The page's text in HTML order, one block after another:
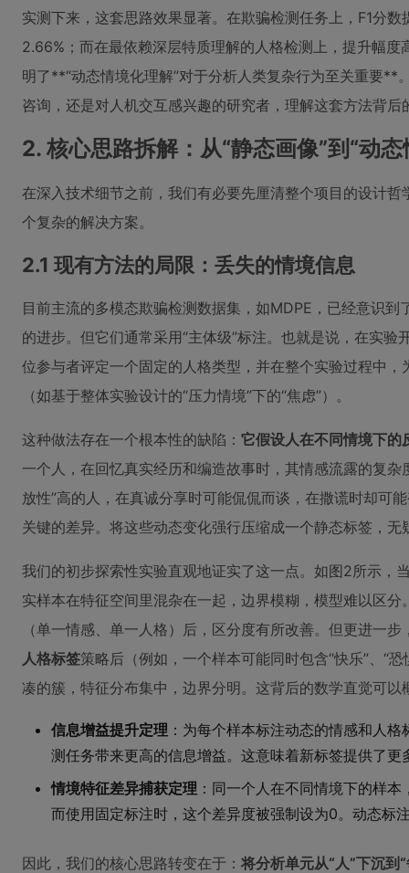
实测下来，这套思路效果显著。在欺骗检测任务上，F1分
2.66%；而在最依赖深层特质理解的人格检测上，提升幅
明了**“动态情境化理解”对于分析人类复杂行为至关重要**
咨询，还是对人机交互感兴趣的研究者，理解这套方法背
2. 核心思路拆解：从“静态画像”到“动态
在深入技术细节之前，我们有必要先厘清整个项目的设计
个复杂的解决方案。
2.1 现有方法的局限：丢失的情境信息
目前主流的多模态欺骗检测数据集，如MDPE，已经意识
的进步。但它们通常采用“主体级”标注。也就是说，在实
位参与者评定一个固定的人格类型，并在整个实验过程中
（如基于整体实验设计的“压力情境”下的“焦虑”）。
这种做法存在一个根本性的缺陷： 它假设人在不同情境下的
一个人，在回忆真实经历和编造故事时，其情感流露的复
放性”高的人，在真诚分享时可能侃侃而谈，在撒谎时却可
关键的差异。将这些动态变化强行压缩成一个静态标签，
我们的初步探索性实验直观地证实了这一点。如图2所示，
实样本在特征空间里混杂在一起，边界模糊，模型难以区
（单一情感、单一人格）后，区分度有所改善。但更进一
人格标签策略后（例如，一个样本可能同时包含“快乐”、“
凑的簇，特征分布集中，边界分明。这背后的数学直觉可以
信息增益提升定理 ：为每个样本标注动态的情感和人
测任务带来更高的信息增益。这意味着新标签提供了
情境特征差异捕获定理 ：同一个人在不同情境下的样
而使用固定标注时，这个差异度被强制设为0。动态标
因此，我们的核心思路转变在于： 将分析单元从“人”下沉到